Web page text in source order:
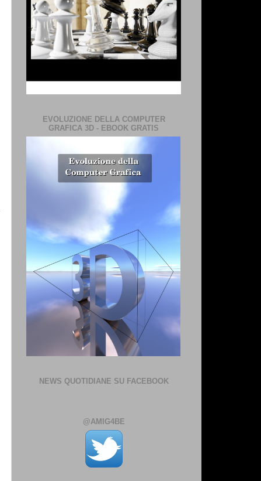
EVOLUZIONE DELLA COMPUTER
GRAFICA 3D - EBOOK GRATIS
NEWS QUOTIDIANE SU FACEBOOK
@AMIG4BE